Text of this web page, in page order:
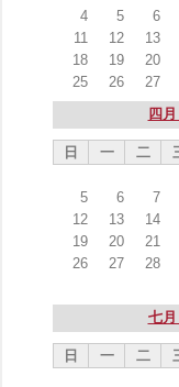
4
5 6
11
12 13
18
19 20
25
26 27
四
日 一 二
5
6 7
12
13 14
19
20 21
26
27 28
七
日 一 二